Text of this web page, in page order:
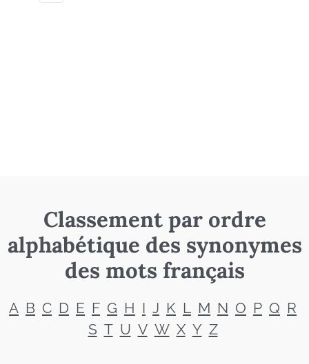
Classement par ordre
alphabétique des synonymes
des mots français
A B C D E F G H I J K L M N O P Q R
S T U V W X Y Z